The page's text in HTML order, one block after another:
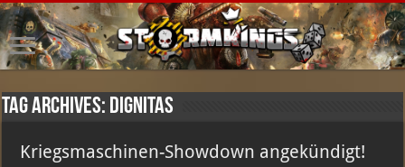
Tag Archives: dignitas
Kriegsmaschinen-Showdown angekündigt!